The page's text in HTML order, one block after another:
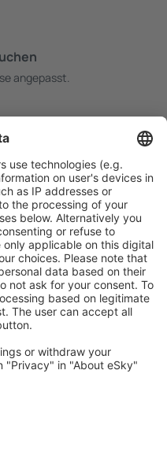
angepasst.
kostenlosen
für eingeloggte
Unterkünften: Hotels,
von eSky Nutzern
Städte